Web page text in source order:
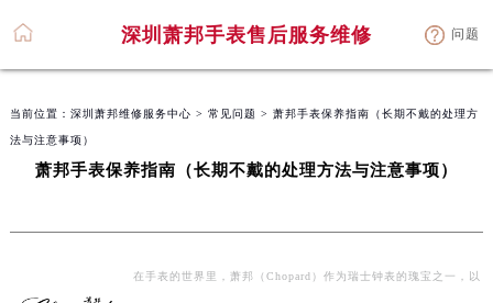
深圳萧邦手表售后服务维修 问题
当前位置： 深圳萧邦维修服务中心 > 常见问题 > 萧邦手表保养指南（长期不戴的处理方
法与注意事项）
萧邦手表保养指南（长期不戴的处理方法与注意事项）
在手表的世界里，萧邦（Chopard）作为瑞士钟表的瑰宝之一，以